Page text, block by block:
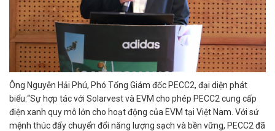
Ông Nguyễn Hải Phú, Phó Tổng Giám đốc PECC2, đại diện phát
biểu:“Sự hợp tác với Solarvest và EVM cho phép PECC2 cung cấp
điện xanh quy mô lớn cho hoạt động của EVM tại Việt Nam. Với sứ
mệnh thúc đẩy chuyển đổi năng lượng sạch và bền vững, PECC2 đã